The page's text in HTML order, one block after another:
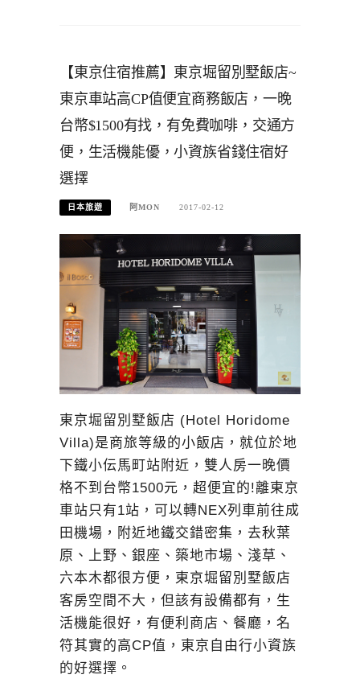
【東京住宿推薦】東京堀留別墅飯店~
東京車站高CP值便宜商務飯店，一晚
台幣$1500有找，有免費咖啡，交通方
便，生活機能優，小資族省錢住宿好
選擇
日本旅遊 阿MON 2017-02-12
東京堀留別墅飯店 (Hotel Horidome
Villa)是商旅等級的小飯店，就位於地
下鐵小伝馬町站附近，雙人房一晚價
格不到台幣1500元，超便宜的!離東京
車站只有1站，可以轉NEX列車前往成
田機場，附近地鐵交錯密集，去秋葉
原、上野、銀座、築地市場、淺草、
六本木都很方便，東京堀留別墅飯店
客房空間不大，但該有設備都有，生
活機能很好，有便利商店、餐廳，名
符其實的高CP值，東京自由行小資族
的好選擇。